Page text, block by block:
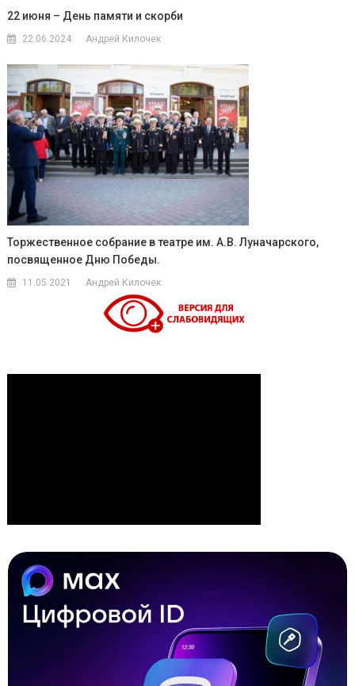
22 июня – День памяти и скорби
22.06.2024 Андрей Килочек
Торжественное собрание в театре им. А.В. Луначарского,
посвященное Дню Победы.
11.05.2021 Андрей Килочек